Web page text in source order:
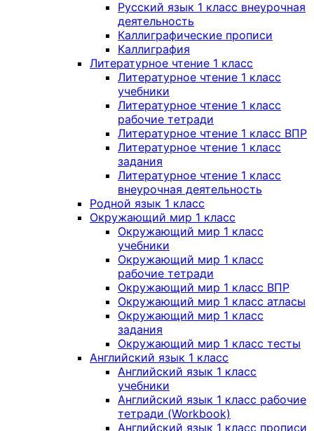
Русский язык 1 класс внеурочная
деятельность
Каллиграфические прописи
Каллиграфия
Литературное чтение 1 класс
Литературное чтение 1 класс
учебники
Литературное чтение 1 класс
рабочие тетради
Литературное чтение 1 класс ВПР
Литературное чтение 1 класс
задания
Литературное чтение 1 класс
внеурочная деятельность
Родной язык 1 класс
Окружающий мир 1 класс
Окружающий мир 1 класс
учебники
Окружающий мир 1 класс
рабочие тетради
Окружающий мир 1 класс ВПР
Окружающий мир 1 класс атласы
Окружающий мир 1 класс
задания
Окружающий мир 1 класс тесты
Английский язык 1 класс
Английский язык 1 класс
учебники
Английский язык 1 класс рабочие
тетради (Workbook)
Английский язык 1 класс прописи